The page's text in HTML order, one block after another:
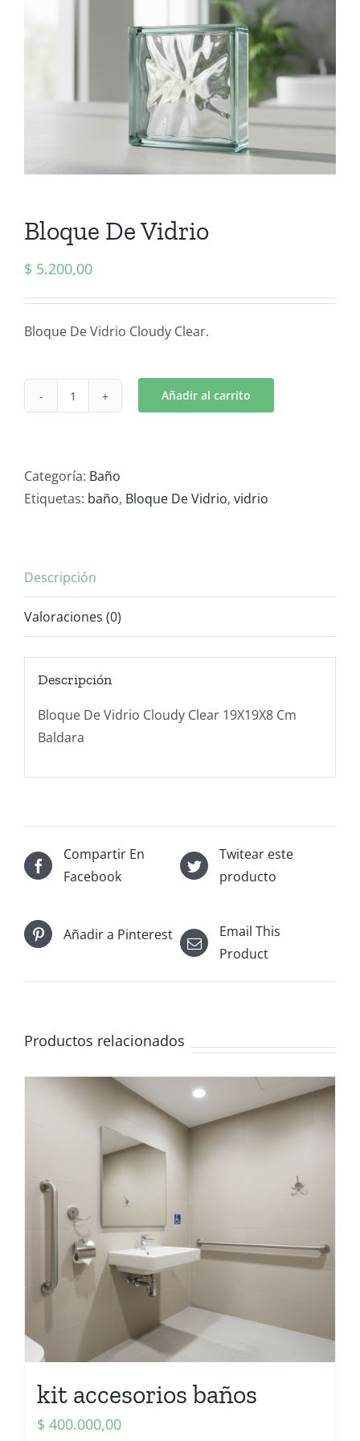
Bloque De Vidrio
$ 5.200,00
Bloque De Vidrio Cloudy Clear.
Bloque
cantidad
Añadir al carrito
Categoría: Baño
Etiquetas: baño, Bloque De Vidrio, vidrio
Descripción
Valoraciones (0)
Descripción
Bloque De Vidrio Cloudy Clear 19X19X8 Cm
Baldara
Compartir En
Facebook
Twitear este
producto
Añadir a Pinterest
Email This
Product
Productos relacionados
kit accesorios baños
$ 400.000,00